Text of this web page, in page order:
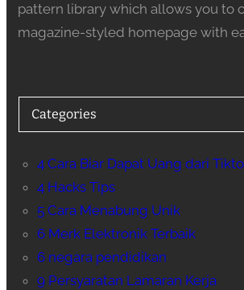
pattern library which allows you to
magazine-styled homepage with
Categories
4 Cara Biar Dapat Uang dari
4 Hacks Tips
5 Cara Menabung Unik
6 Merk Elektronik Terbaik
6 negara pendidikan
9 Persyaratan Lamaran Kerja